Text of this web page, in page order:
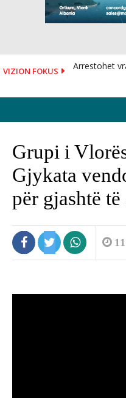
VIZION FOKUS Arrestohet
Grupi i
Gjykata
për gjashtë
11